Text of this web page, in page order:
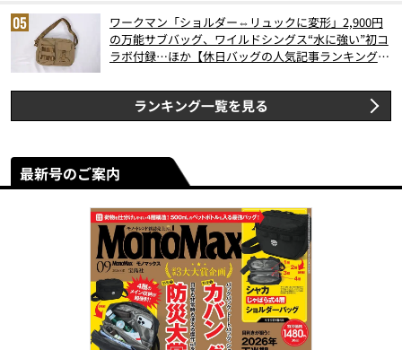
ワークマン「ショルダー⇔リュックに変形」2,900円
の万能サブバッグ、ワイルドシングス“水に強い”初コ
ラボ付録…ほか【休日バッグの人気記事ランキングベ
ランキング一覧を見る
最新号のご案内